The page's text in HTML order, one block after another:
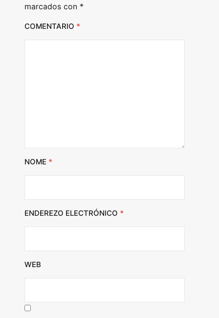
marcados con *
COMENTARIO *
NOME *
ENDEREZO ELECTRÓNICO *
WEB